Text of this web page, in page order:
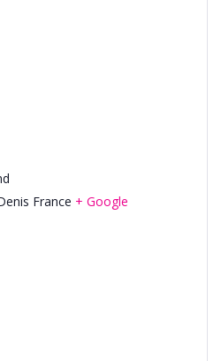
France + Google